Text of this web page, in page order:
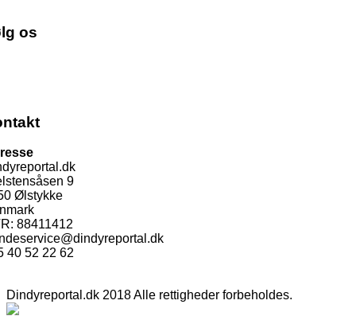
os
9
Ølstykke
88411412
40 52 22 62
Dindyreportal.dk 2018 Alle rettigheder forbeholdes.